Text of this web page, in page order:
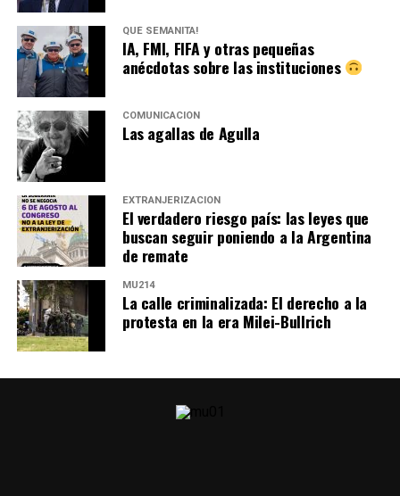
QUÉ SEMANITA!
IA, FMI, FIFA y otras pequeñas
anécdotas sobre las instituciones
COMUNICACIÓN
Las agallas de Agulla
EXTRANJERIZACIÓN
El verdadero riesgo país: las leyes que
buscan seguir poniendo a la Argentina
de remate
MU214
La calle criminalizada: El derecho a la
protesta en la era Milei-Bullrich